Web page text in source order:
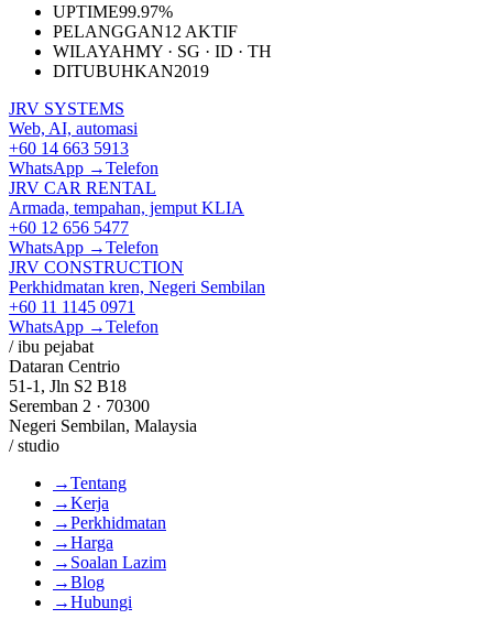
UPTIME99.97%
PELANGGAN12 AKTIF
WILAYAHMY · SG · ID · TH
DITUBUHKAN2019
JRV SYSTEMS
Web, AI, automasi
+60 14 663 5913
WhatsApp →Telefon
JRV CAR RENTAL
Armada, tempahan, jemput KLIA
+60 12 656 5477
WhatsApp →Telefon
JRV CONSTRUCTION
Perkhidmatan kren, Negeri Sembilan
+60 11 1145 0971
WhatsApp →Telefon
/ ibu pejabat
Dataran Centrio
51-1, Jln S2 B18
Seremban 2 · 70300
Negeri Sembilan, Malaysia
/ studio
→Tentang
→Kerja
→Perkhidmatan
→Harga
→ Soalan Lazim
→Blog
→Hubungi